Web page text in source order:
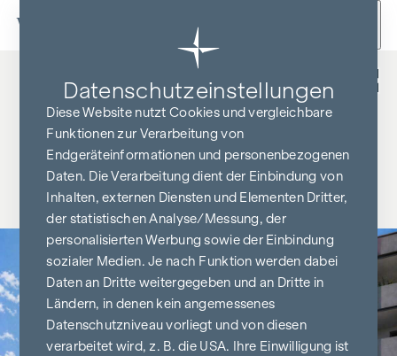
Zum Inhalt springen
Datenschutz­einstellungen
Diese Website nutzt Cookies und vergleichbare
Funktionen zur Verarbeitung von
Endgeräteinformationen und personenbezogenen
Daten. Die Verarbeitung dient der Einbindung von
Inhalten, externen Diensten und Elementen Dritter,
der statistischen Analyse/Messung, der
personalisierten Werbung sowie der Einbindung
sozialer Medien. Je nach Funktion werden dabei
Daten an Dritte weitergegeben und an Dritte in
Ländern, in denen kein angemessenes
Datenschutzniveau vorliegt und von diesen
verarbeitet wird, z. B. die USA. Ihre Einwilligung ist